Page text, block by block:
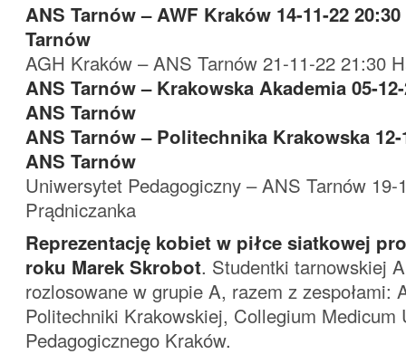
ANS Tarnów – AWF Kraków 14-11-22
Tarnów
AGH Kraków – ANS Tarnów 21-11-22 21:30
ANS Tarnów – Krakowska Akademia 05-
ANS Tarnów
ANS Tarnów – Politechnika Krakowska 12-
ANS Tarnów
Uniwersytet Pedagogiczny – ANS Tarnów 19-
Prądniczanka
Reprezentację kobiet w piłce siatkowej
roku Marek Skrobot. Studentki tarnowskiej
rozlosowane w grupie A, razem z zespołami:
Politechniki Krakowskiej, Collegium Medicum
Pedagogicznego Kraków.